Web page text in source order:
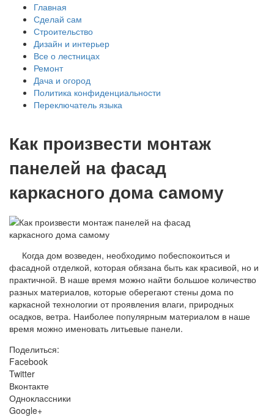
Главная
Сделай сам
Строительство
Дизайн и интерьер
Все о лестницах
Ремонт
Дача и огород
Политика конфиденциальности
Переключатель языка
Как произвести монтаж
панелей на фасад
каркасного дома самому
Когда дом возведен, необходимо побеспокоиться и
фасадной отделкой, которая обязана быть как красивой, но и
практичной. В наше время можно найти большое количество
разных материалов, которые оберегают стены дома по
каркасной технологии от проявления влаги, природных
осадков, ветра. Наиболее популярным материалом в наше
время можно именовать литьевые панели.
Поделиться:
Facebook
Twitter
Вконтакте
Одноклассники
Google+